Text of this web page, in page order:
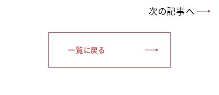
次の記事へ
一覧に戻る